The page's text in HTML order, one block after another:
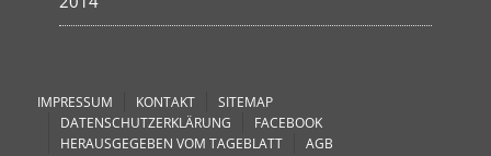
IMPRESSUM KONTAKT
SITEMAP
DATENSCHUTZERKLÄRUNG
FACEBOOK
HERAUSGEGEBEN VOM TAGEBLATT
AGB